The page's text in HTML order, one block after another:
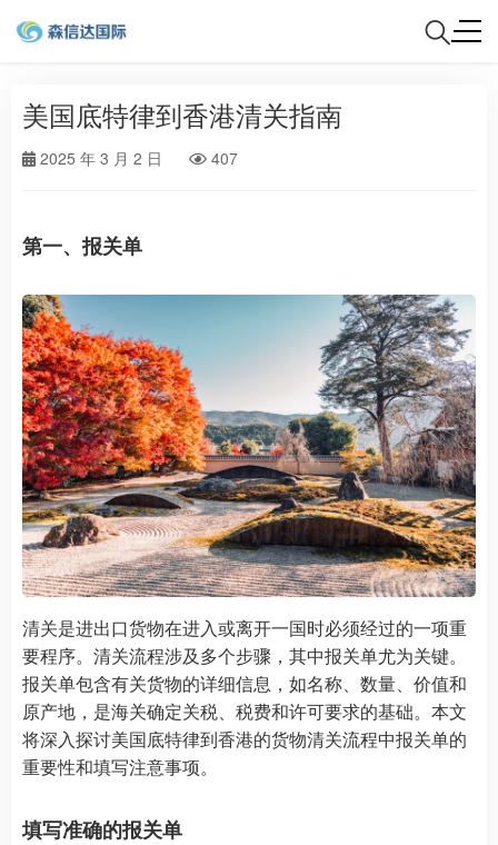
美国底特律到香港清关指南
2025 年 3 月 2 日 407
第一、报关单
清关是进出口货物在进入或离开一国时必须经过的一项重
要程序。清关流程涉及多个步骤，其中报关单尤为关键。
报关单包含有关货物的详细信息，如名称、数量、价值和
原产地，是海关确定关税、税费和许可要求的基础。本文
将深入探讨美国底特律到香港的货物清关流程中报关单的
重要性和填写注意事项。
填写准确的报关单